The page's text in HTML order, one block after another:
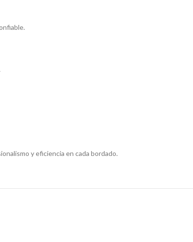
y eficiencia en cada bordado.